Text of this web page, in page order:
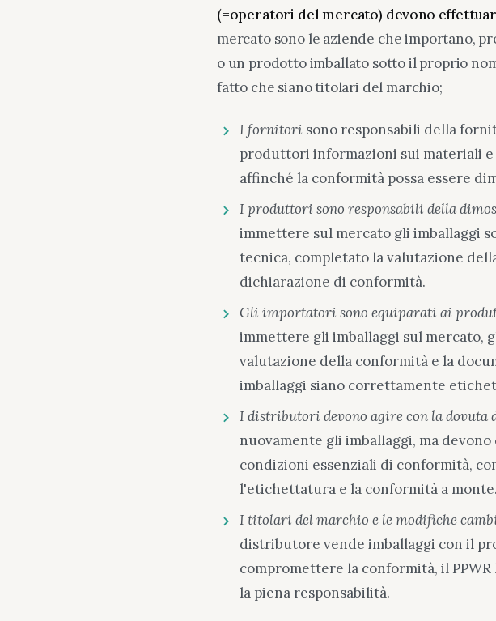
(=operatori del mercato) devono
mercato sono le aziende che importano,
o un prodotto imballato sotto il proprio
fatto che siano titolari del marchio;
I fornitori sono responsabili della
produttori informazioni sui materiali
affinché la conformità possa essere
I produttori sono responsabili della
immettere sul mercato gli imballaggi
tecnica, completato la valutazione
dichiarazione di conformità.
Gli importatori sono equiparati ai
immettere gli imballaggi sul mercato,
valutazione della conformità e la
imballaggi siano correttamente
I distributori devono agire con la dovuta
nuovamente gli imballaggi, ma
condizioni essenziali di conformità,
l'etichettatura e la conformità a monte.
I titolari del marchio e le modifiche
distributore vende imballaggi con il
compromettere la conformità, il
la piena responsabilità.